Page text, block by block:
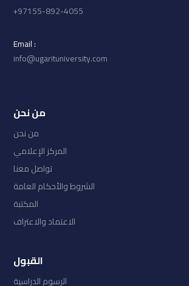
97155-892-4055+
: Email
info@ugarituniversity.com
من نحن
من نحن
المركز الإعلامي
تواصل معنا
الشروط والأحكام العامة
المكتبة
الاعتماد والاعتراف
القبول
الرسوم الدراسية